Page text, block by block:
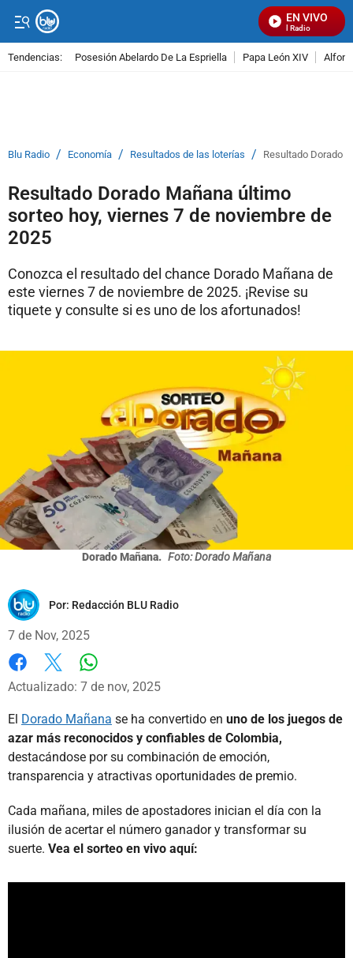
EN VIVO
Señal Visual Radio
Tendencias: Posesión Abelardo De La Espriella Papa León XIV
Blu Radio / Economía / Resultados de las loterías / Resultado Dorado
Resultado Dorado Mañana último
sorteo hoy, viernes 7 de noviembre de
2025
Conozca el resultado del chance Dorado Mañana de
este viernes 7 de noviembre de 2025. ¡Revise su
tiquete y consulte si es uno de los afortunados!
Dorado Mañana. Foto: Dorado Mañana
Por: Redacción BLU Radio
7 de Nov, 2025
Facebook
X
Actualizado: 7 de nov, 2025
El Dorado Mañana se ha convertido en uno de los juegos de
azar más reconocidos y confiables de Colombia,
destacándose por su combinación de emoción,
transparencia y atractivas oportunidades de premio.
Cada mañana, miles de apostadores inician el día con la
ilusión de acertar el número ganador y transformar su
suerte. Vea el sorteo en vivo aquí: